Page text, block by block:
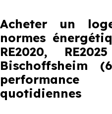
Acheter un
normes
RE2020,
Bischoffsheim
performance
quotidiennes